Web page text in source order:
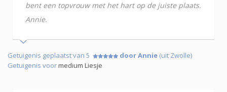
bent een topvrouw met het hart op de juiste plaats.
Annie.
Getuigenis geplaatst van 5 door Annie (uit Zwolle)
Getuigenis voormedium Liesje